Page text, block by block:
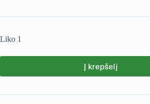
Liko 1
Į krepšelį